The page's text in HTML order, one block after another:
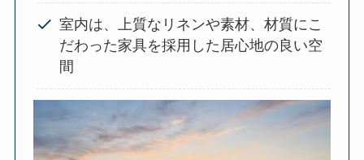
室内は、上質なリネンや素材、材質にこ
だわった家具を採用した居心地の良い空
間